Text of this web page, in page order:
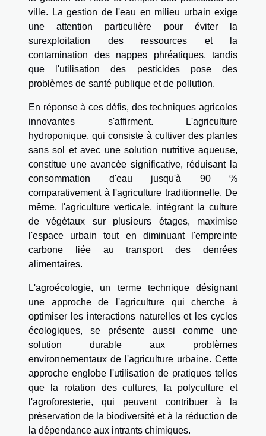
ville. La gestion de l'eau en milieu urbain exige
une attention particulière pour éviter la
surexploitation des ressources et la
contamination des nappes phréatiques, tandis
que l'utilisation des pesticides pose des
problèmes de santé publique et de pollution.
En réponse à ces défis, des techniques agricoles
innovantes s'affirment. L'agriculture
hydroponique, qui consiste à cultiver des plantes
sans sol et avec une solution nutritive aqueuse,
constitue une avancée significative, réduisant la
consommation d'eau jusqu'à 90 %
comparativement à l'agriculture traditionnelle. De
même, l'agriculture verticale, intégrant la culture
de végétaux sur plusieurs étages, maximise
l'espace urbain tout en diminuant l'empreinte
carbone liée au transport des denrées
alimentaires.
L'agroécologie, un terme technique désignant
une approche de l'agriculture qui cherche à
optimiser les interactions naturelles et les cycles
écologiques, se présente aussi comme une
solution durable aux problèmes
environnementaux de l'agriculture urbaine. Cette
approche englobe l'utilisation de pratiques telles
que la rotation des cultures, la polyculture et
l'agroforesterie, qui peuvent contribuer à la
préservation de la biodiversité et à la réduction de
la dépendance aux intrants chimiques.